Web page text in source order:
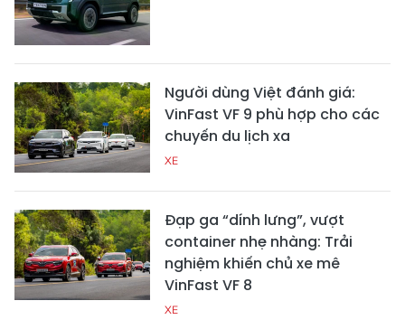
Người dùng Việt đánh giá:
VinFast VF 9 phù hợp cho các
chuyến du lịch xa
XE
Đạp ga “dính lưng”, vượt
container nhẹ nhàng: Trải
nghiệm khiến chủ xe mê
VinFast VF 8
XE